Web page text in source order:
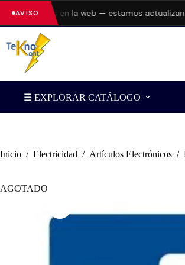
AVISO
errores en la web — estamos actualizando
☰ EXPLORAR CATÁLOGO
Inicio / Electricidad / Artículos Electrónicos /
AGOTADO